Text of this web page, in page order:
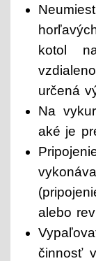
kotol
určená
Na
aké je
alebo
činnosť